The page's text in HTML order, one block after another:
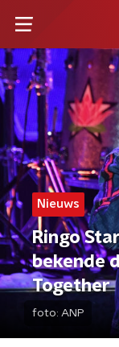
Nieuws
Ringo
bekende
Together
foto: ANP